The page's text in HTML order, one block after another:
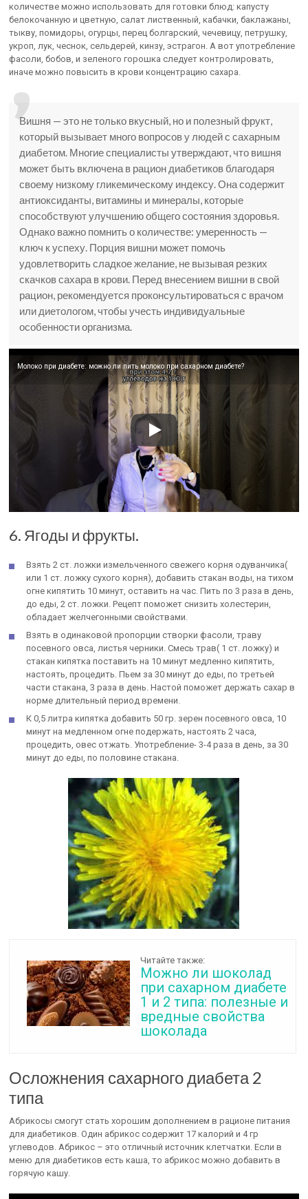
количестве можно использовать для готовки блюд: капусту
белокочанную и цветную, салат лиственный, кабачки, баклажаны,
тыкву, помидоры, огурцы, перец болгарский, чечевицу, петрушку,
укроп, лук, чеснок, сельдерей, кинзу, эстрагон. А вот употребление
фасоли, бобов, и зеленого горошка следует контролировать,
иначе можно повысить в крови концентрацию сахара.
Вишня — это не только вкусный, но и полезный фрукт,
который вызывает много вопросов у людей с сахарным
диабетом. Многие специалисты утверждают, что вишня
может быть включена в рацион диабетиков благодаря
своему низкому гликемическому индексу. Она содержит
антиоксиданты, витамины и минералы, которые
способствуют улучшению общего состояния здоровья.
Однако важно помнить о количестве: умеренность —
ключ к успеху. Порция вишни может помочь
удовлетворить сладкое желание, не вызывая резких
скачков сахара в крови. Перед внесением вишни в свой
рацион, рекомендуется проконсультироваться с врачом
или диетологом, чтобы учесть индивидуальные
особенности организма.
Молоко при диабете: можно ли пить молоко при сахарном диабете?
6. Ягоды и фрукты.
Взять 2 ст. ложки измельченного свежего корня одуванчика(
или 1 ст. ложку сухого корня), добавить стакан воды, на тихом
огне кипятить 10 минут, оставить на час. Пить по 3 раза в день,
до еды, 2 ст. ложки. Рецепт поможет снизить холестерин,
обладает желчегонными свойствами.
Взять в одинаковой пропорции створки фасоли, траву
посевного овса, листья черники. Смесь трав( 1 ст. ложку) и
стакан кипятка поставить на 10 минут медленно кипятить,
настоять, процедить. Пьем за 30 минут до еды, по третьей
части стакана, 3 раза в день. Настой поможет держать сахар в
норме длительный период времени.
К 0,5 литра кипятка добавить 50 гр. зерен посевного овса, 10
минут на медленном огне подержать, настоять 2 часа,
процедить, овес отжать. Употребление- 3-4 раза в день, за 30
минут до еды, по половине стакана.
Читайте также:
Можно ли шоколад
при сахарном диабете
1 и 2 типа: полезные и
вредные свойства
шоколада
Осложнения сахарного диабета 2
типа
Абрикосы смогут стать хорошим дополнением в рационе питания
для диабетиков. Один абрикос содержит 17 калорий и 4 гр
углеводов. Абрикос – это отличный источник клетчатки. Если в
меню для диабетиков есть каша, то абрикос можно добавить в
горячую кашу.